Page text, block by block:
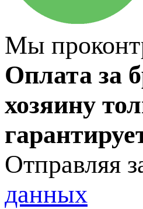
Мы
Оплата за
хозяину
Отправляя
данных